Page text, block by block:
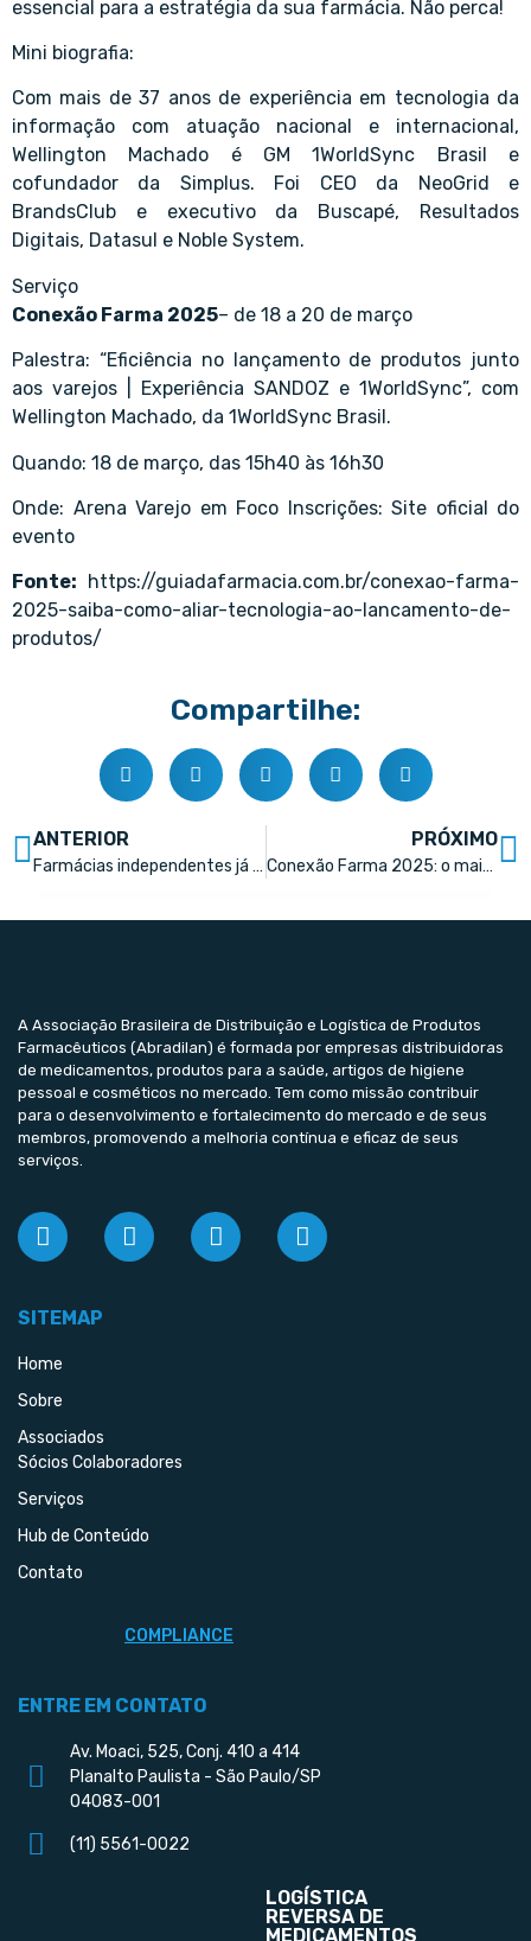
essencial para a estratégia da sua farmácia. Não perca!
Mini biografia:
Com mais de 37 anos de experiência em tecnologia da
informação com atuação nacional e internacional,
Wellington Machado é GM 1WorldSync Brasil e
cofundador da Simplus. Foi CEO da NeoGrid e
BrandsClub e executivo da Buscapé, Resultados
Digitais, Datasul e Noble System.
Serviço
Conexão Farma 2025– de 18 a 20 de março
Palestra: “Eficiência no lançamento de produtos junto
aos varejos | Experiência SANDOZ e 1WorldSync”, com
Wellington Machado, da 1WorldSync Brasil.
Quando: 18 de março, das 15h40 às 16h30
Onde: Arena Varejo em Foco Inscrições: Site oficial do
evento
Fonte:
https://guiadafarmacia.com.br/conexao-farma-
2025-saiba-como-aliar-tecnologia-ao-lancamento-de-
produtos/
Compartilhe:
ANTERIOR
Farmácias independentes já são mais de 55 mil unidades no Brasil
PRÓXIMO
Conexão Farma 2025: o maior evento do setor farmacêutico está chegando
A Associação Brasileira de Distribuição e Logística de Produtos
Farmacêuticos (Abradilan) é formada por empresas distribuidoras
de medicamentos, produtos para a saúde, artigos de higiene
pessoal e cosméticos no mercado. Tem como missão contribuir
para o desenvolvimento e fortalecimento do mercado e de seus
membros, promovendo a melhoria contínua e eficaz de seus
serviços.
SITEMAP
Home
Sobre
Associados
Sócios Colaboradores
Serviços
Hub de Conteúdo
Contato
COMPLIANCE
ENTRE EM CONTATO
Av. Moaci, 525, Conj. 410 a 414
Planalto Paulista - São Paulo/SP
04083-001
(11) 5561-0022
LOGÍSTICA
REVERSA DE
MEDICAMENTOS